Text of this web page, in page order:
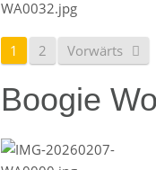
1 2 Vorwärts
Boogie